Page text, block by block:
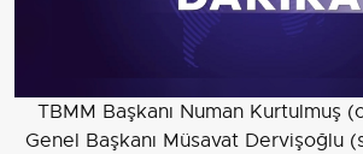
TBMM Başkanı Numan Kurtulmuş
Genel Başkanı Müsavat Dervişoğlu